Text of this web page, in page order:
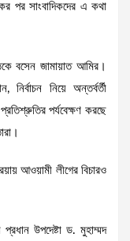
পর সাংবাদিকদের এ কথা
বসেন জামায়াত আমির।
নির্বাচন নিয়ে অন্তর্বর্তী
পর্যবেক্ষণ করছে
আওয়ামী লীগের বিচারও
প্রধান উপদেষ্টা ড. মুহাম্মদ